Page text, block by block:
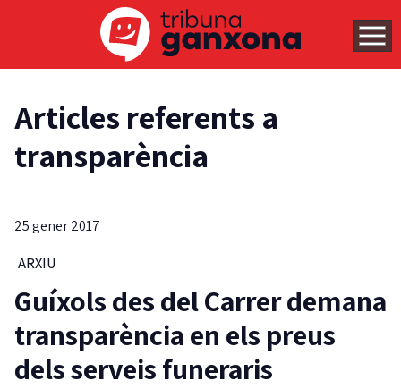
Articles referents a
transparència
25 gener 2017
ARXIU
Guíxols des del Carrer demana
transparència en els preus
dels serveis funeraris